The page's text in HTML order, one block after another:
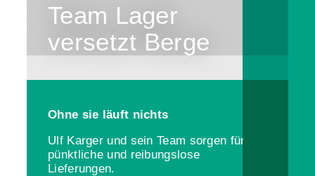
Team Lager
versetzt Berge
Ohne sie läuft nichts
Ulf Karger und sein Team sorgen für
pünktliche und reibungslose
Lieferungen.